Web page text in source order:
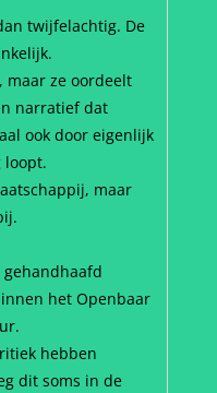
twijfelachtig. De
maar ze oordeelt
narratief dat
ook door eigenlijk
loopt.
maar
gehandhaafd
het Openbaar
hebben
dit soms in de